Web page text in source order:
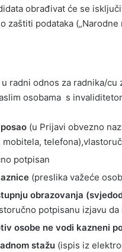
obrađivat će se
zaštiti podataka
radni odnos za radnika/
osobama s
(u Prijavi obvezno
potpisan
(preslika važeće
obrazovanja
potpisanu izjavu
osobe ne vodi kazneni
stažu (ispis iz